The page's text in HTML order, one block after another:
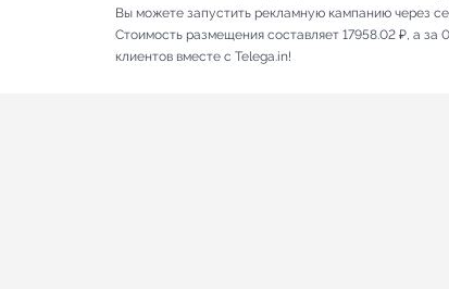
Вы можете запустить рекламную кампанию через
Стоимость размещения составляет 17958.02 ₽, а
клиентов вместе с Telega.in!